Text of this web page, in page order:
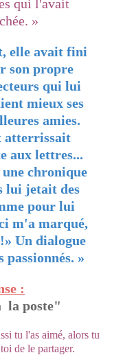
qui l'avait
»
elle avait fini
son propre
qui lui
mieux ses
amies.
atterrissait
aux lettres...
chronique
lui jetait des
pour lui
m'a marqué,
Un dialogue
»
:
la poste"
tu l'as aimé, alors tu
de le partager.